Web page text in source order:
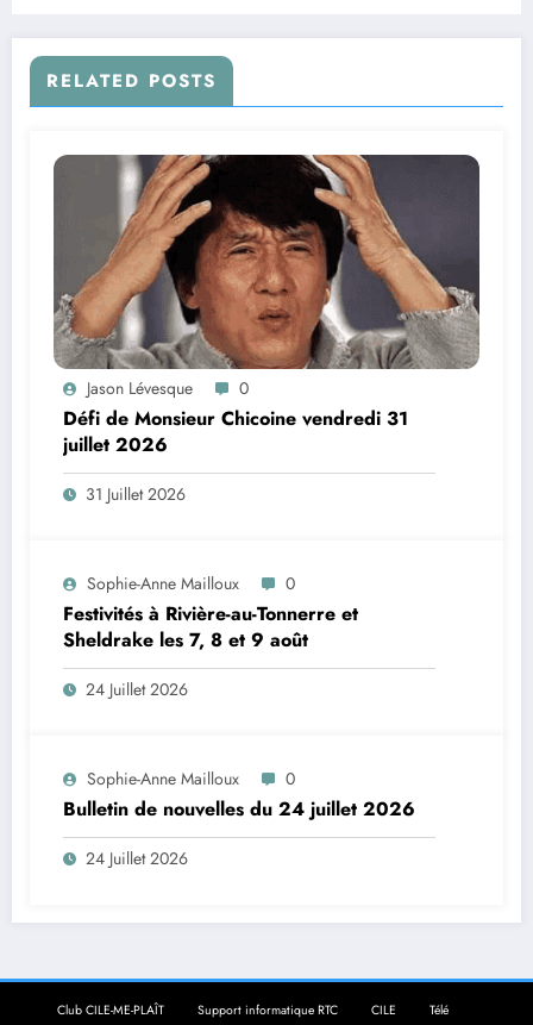
RELATED POSTS
Jason Lévesque 0
Défi de Monsieur Chicoine vendredi 31
juillet 2026
31 Juillet 2026
Sophie-Anne Mailloux 0
Festivités à Rivière-au-Tonnerre et
Sheldrake les 7, 8 et 9 août
24 Juillet 2026
Sophie-Anne Mailloux 0
Bulletin de nouvelles du 24 juillet 2026
24 Juillet 2026
Club CILE-ME-PLAÎT Support informatique RTC CILE
Télé